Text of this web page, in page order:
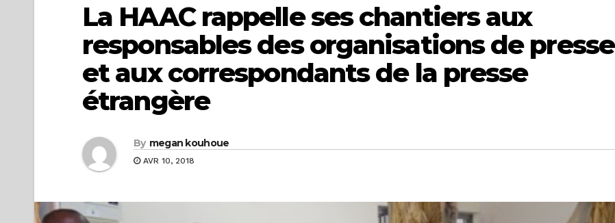
La HAAC rappelle ses chantiers aux
responsables des organisations de presse
et aux correspondants de la presse
étrangère
By megan kouhoue
AVR 10, 2018